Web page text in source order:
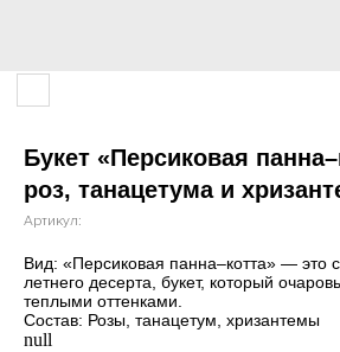
Букет «Персиковая
роз, танацетума и
Артикул:
Вид: «Персиковая панна–котта» — это
летнего десерта, букет, который
теплыми оттенками.
Состав: Розы, танацетум, хризантемы
null